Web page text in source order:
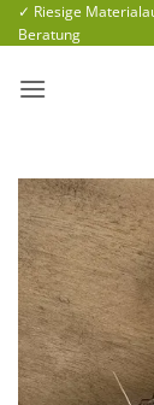
Zum
Inhalt
✓ Riesige
Beratung